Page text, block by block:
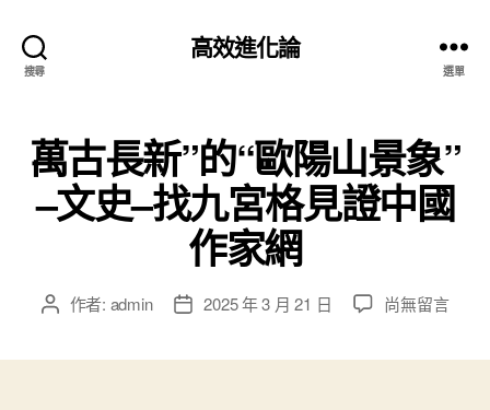
搜尋
高效進化論
選單
萬古長新”的“歐陽山景象”
–文史–找九宮格見證中國
作家網
文 作者: admin
文 2025 年 3 月 21 日
在
尚無留言